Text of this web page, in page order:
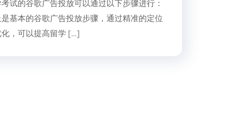
试的谷歌广告投放可以通过以下步骤进行：
基本的谷歌广告投放步骤，通过精准的定位
，可以提高留学 […]